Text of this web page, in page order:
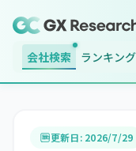
会社検索 ランキング
更新日: 2026/7/29